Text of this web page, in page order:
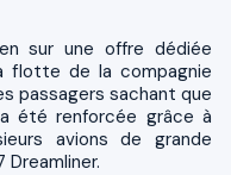
sur une offre dédiée
flotte de la compagnie
passagers sachant que
été renforcée grâce à
avions de grande
Dreamliner.